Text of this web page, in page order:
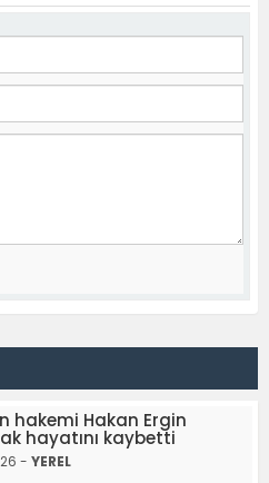
hakemi Hakan Ergin
hayatını kaybetti
- YEREL